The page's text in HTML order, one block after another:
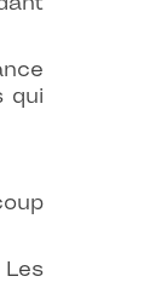
qui